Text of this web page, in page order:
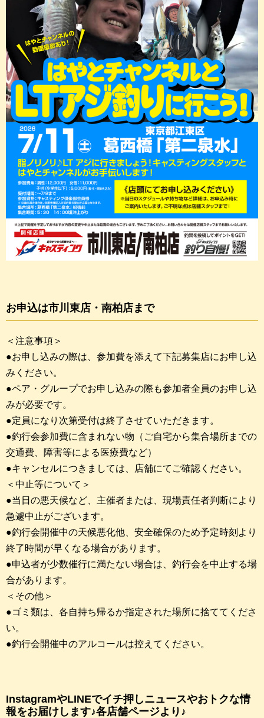
お申込は市川東店・南柏店まで
＜注意事項＞
●お申し込みの際は、参加費を添えて下記募集店にお申し込
みください。
●ペア・グループでお申し込みの際も参加者全員のお申し込
みが必要です。
●定員になり次第受付は終了させていただきます。
●釣行会参加費に含まれない物（ご自宅から集合場所までの
交通費、障害等による医療費など）
●キャンセルにつきましては、店舗にてご確認ください。
＜中止等について＞
●当日の悪天候など、主催者または、現場責任者判断により
急遽中止がございます。
●釣行会開催中の天候悪化他、安全確保のため予定時刻より
終了時間が早くなる場合があります。
●申込者が少数催行に満たない場合は、釣行会を中止する場
合があります。
＜その他＞
●ゴミ類は、各自持ち帰るか指定された場所に捨ててくださ
い。
●釣行会開催中のアルコールは控えてください。
InstagramやLINEでイチ押しニュースやおトクな情
報をお届けします♪各店舗ページより♪